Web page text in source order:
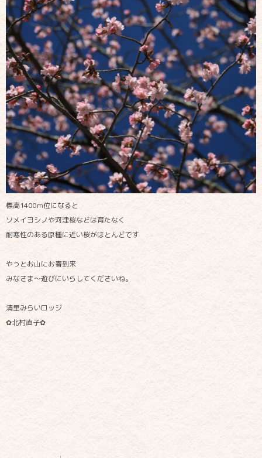
標高1400ｍ位になると
ソメイヨシノや河津桜などは育たなく
耐寒性のある原種に近い桜がほとんどです
やっとお山にお春到来
みなさま～遊びにいらしてくださいね。
清里みらいロッジ
✿北村直子✿